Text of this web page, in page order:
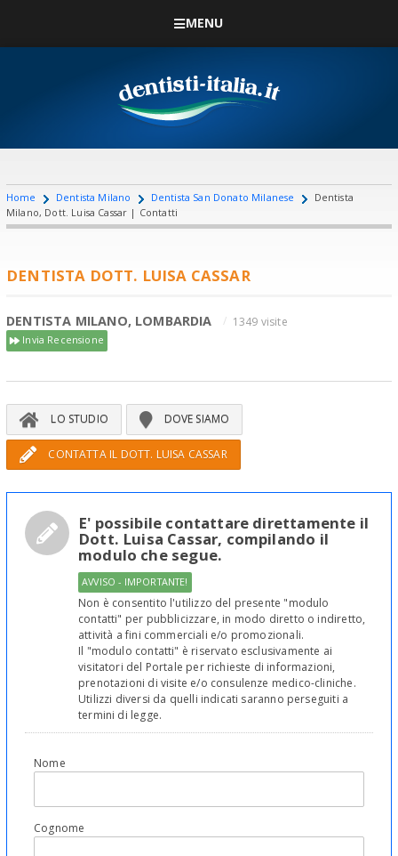
MENU
Home Dentista Milano Dentista San Donato Milanese
Dentista
Milano, Dott. Luisa Cassar | Contatti
DENTISTA DOTT. LUISA CASSAR
DENTISTA MILANO, LOMBARDIA 1349 visite
Invia Recensione
LO STUDIO DOVE SIAMO
CONTATTA IL DOTT. LUISA CASSAR
E' possibile contattare direttamente il
Dott. Luisa Cassar, compilando il
modulo che segue.
AVVISO - IMPORTANTE!
Non è consentito l'utilizzo del presente "modulo
contatti" per pubblicizzare, in modo diretto o indiretto,
attività a fini commerciali e/o promozionali.
Il "modulo contatti" è riservato esclusivamente ai
visitatori del Portale per richieste di informazioni,
prenotazioni di visite e/o consulenze medico-cliniche.
Utilizzi diversi da quelli indicati saranno perseguiti a
termini di legge.
Nome
Cognome